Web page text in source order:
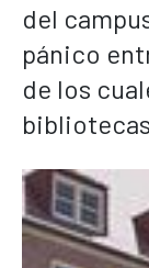
del
pánico
de los